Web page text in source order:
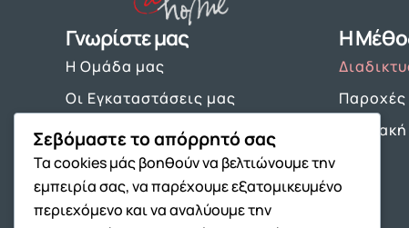
Γνωρίστε μας
Η Ομάδα μας
Οι Εγκαταστάσεις μας
9+1 Λόγοι επιτυχίας
Είπαν για εμάς
Η
Παροχές
Σεβόμαστε το απόρρητό σας
Τα cookies μάς βοηθούν να βελτιώνουμε την
εμπειρία σας, να παρέχουμε εξατομικευμένο
περιεχόμενο και να αναλύουμε την